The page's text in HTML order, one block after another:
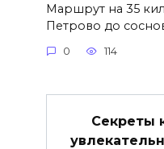
Маршрут на 35
Петрово до
0 114
Секреты